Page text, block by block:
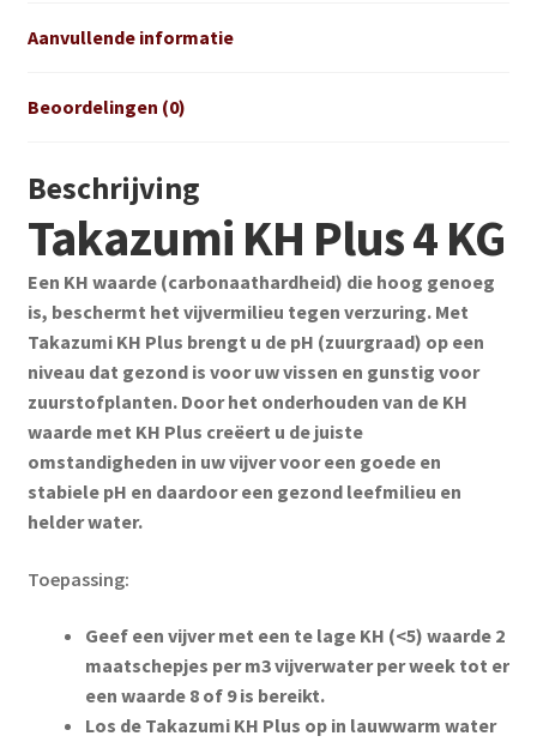
Aanvullende informatie
Beoordelingen (0)
Beschrijving
Takazumi KH Plus 4 KG
Een KH waarde (carbonaathardheid) die hoog genoeg
is, beschermt het vijvermilieu tegen verzuring. Met
Takazumi KH Plus brengt u de pH (zuurgraad) op een
niveau dat gezond is voor uw vissen en gunstig voor
zuurstofplanten. Door het onderhouden van de KH
waarde met KH Plus creëert u de juiste
omstandigheden in uw vijver voor een goede en
stabiele pH en daardoor een gezond leefmilieu en
helder water.
Toepassing:
Geef een vijver met een te lage KH (<5) waarde 2
maatschepjes per m3 vijverwater per week tot er
een waarde 8 of 9 is bereikt.
Los de Takazumi KH Plus op in lauwwarm water